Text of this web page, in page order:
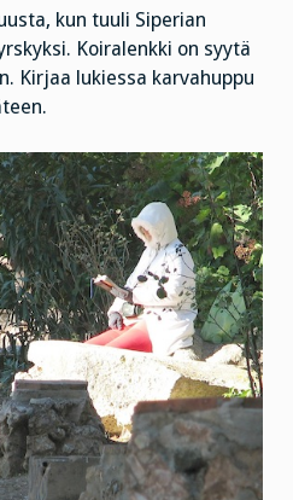
kun tuuli Siperian
Koiralenkki on syytä
Kirjaa lukiessa karvahuppu